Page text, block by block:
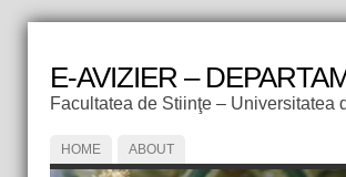
E-AVIZIER –
Facultatea de Stiinţe – Universitatea
HOME ABOUT